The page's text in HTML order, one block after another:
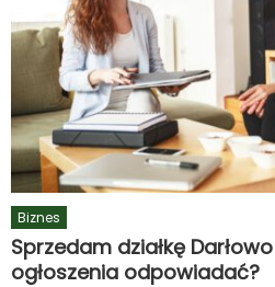
Biznes
Sprzedam działkę
ogłoszenia odpowiadać?